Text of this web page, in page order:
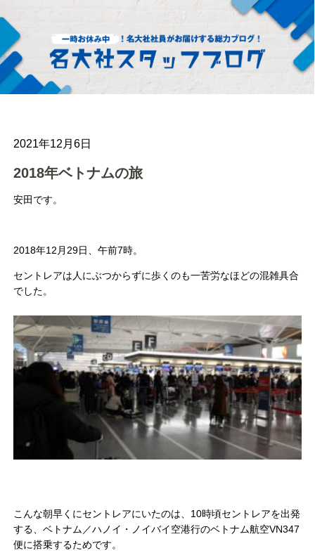
2021年12月6日
2018年ベトナムの旅
安田です。
2018年12月29日、午前7時。
セントレアは人にぶつからずに歩くのも一苦労なほどの混雑具合
でした。
こんな朝早くにセントレアにいたのは、10時頃セントレアを出発
する、ベトナム／ハノイ・ノイバイ空港行のベトナム航空VN347
便に搭乗するためです。